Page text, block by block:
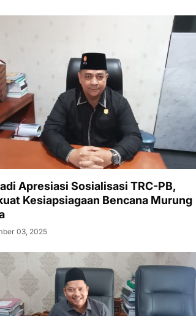
Apresiasi Sosialisasi TRC-PB,
Kesiapsiagaan Bencana Murung
03, 2025